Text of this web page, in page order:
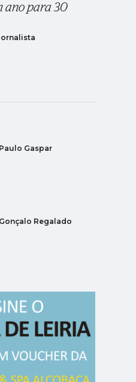
ano para 30
Paulo Gaspar
Gonçalo Regalado